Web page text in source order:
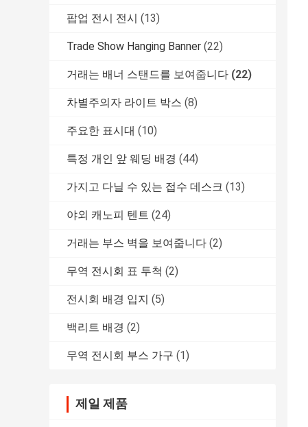
팝업 전시 전시 (13)
Trade Show Hanging Banner (22)
거래는 배너 스탠드를 보여줍니다 (22)
차별주의자 라이트 박스 (8)
주요한 표시대 (10)
특정 개인 앞 웨딩 배경 (44)
가지고 다닐 수 있는 접수 데스크 (13)
야외 캐노피 텐트 (24)
거래는 부스 벽을 보여줍니다 (2)
무역 전시회 표 투척 (2)
전시회 배경 입지 (5)
백리트 배경 (2)
무역 전시회 부스 가구 (1)
제일 제품